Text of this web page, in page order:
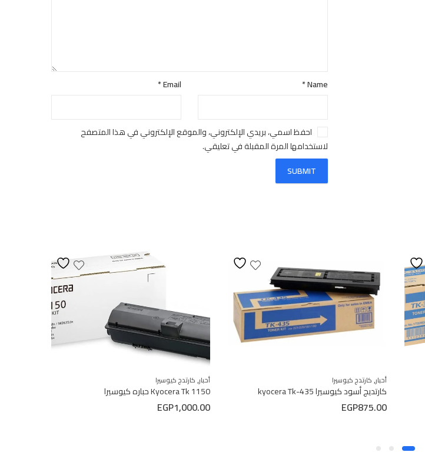
Name
*
Email
*
احفظ اسمي، بريدي الإلكتروني، والموقع الإلكتروني في هذا المتصفح
لاستخدامها المرة المقبلة في تعليقي.
أحبار, كارتدج كيوسيرا
كارتديج أسود كيوسيرا kyocera Tk-435
EGP875.00
أحبار, كارتدج كيوسيرا
Kyocera Tk 1150 حباره كيوسيرا
EGP1,000.00